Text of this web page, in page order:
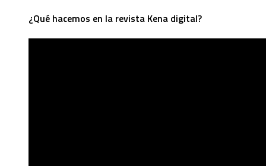
¿Qué hacemos en la revista Kena digital?